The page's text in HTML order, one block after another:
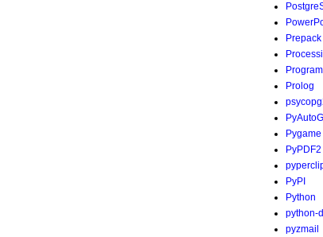
Prepack
Prolog
Pygame
PyPDF2
PyPI
Python
python-
pyzmail